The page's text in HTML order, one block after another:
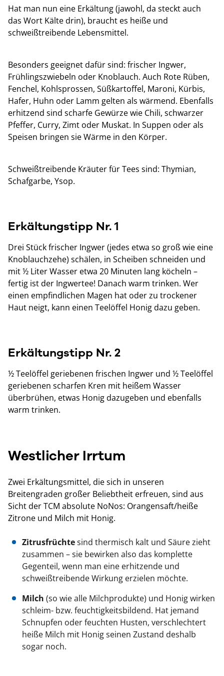
Hat man nun eine Erkältung (jawohl, da steckt auch
das Wort Kälte drin), braucht es heiße und
schweißtreibende Lebensmittel.
Besonders geeignet dafür sind: frischer Ingwer,
Frühlingszwiebeln oder Knoblauch. Auch Rote Rüben,
Fenchel, Kohlsprossen, Süßkartoffel, Maroni, Kürbis,
Hafer, Huhn oder Lamm gelten als wärmend. Ebenfalls
erhitzend sind scharfe Gewürze wie Chili, schwarzer
Pfeffer, Curry, Zimt oder Muskat. In Suppen oder als
Speisen bringen sie Wärme in den Körper.
Schweißtreibende Kräuter für Tees sind: Thymian,
Schafgarbe, Ysop.
Erkältungstipp Nr. 1
Drei Stück frischer Ingwer (jedes etwa so groß wie eine
Knoblauchzehe) schälen, in Scheiben schneiden und
mit ½ Liter Wasser etwa 20 Minuten lang köcheln –
fertig ist der Ingwertee! Danach warm trinken. Wer
einen empfindlichen Magen hat oder zu trockener
Haut neigt, kann einen Teelöffel Honig dazu geben.
Erkältungstipp Nr. 2
½ Teelöffel geriebenen frischen Ingwer und ½ Teelöffel
geriebenen scharfen Kren mit heißem Wasser
überbrühen, etwas Honig dazugeben und ebenfalls
warm trinken.
Westlicher Irrtum
Zwei Erkältungsmittel, die sich in unseren
Breitengraden großer Beliebtheit erfreuen, sind aus
Sicht der TCM absolute NoNos: Orangensaft/heiße
Zitrone und Milch mit Honig.
Zitrusfrüchtesind thermisch kalt und Säure zieht
zusammen – sie bewirken also das komplette
Gegenteil, wenn man eine erhitzende und
schweißtreibende Wirkung erzielen möchte.
Milch (so wie alle Milchprodukte) und Honig wirken
schleim- bzw. feuchtigkeitsbildend. Hat jemand
Schnupfen oder feuchten Husten, verschlechtert
heiße Milch mit Honig seinen Zustand deshalb
sogar noch.